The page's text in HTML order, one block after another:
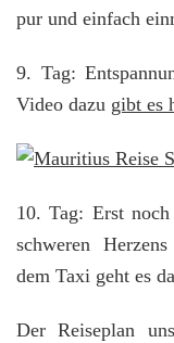
pur und einfach
9. Tag:
Video dazu gibt es
10. Tag: Erst
schweren
dem Taxi geht es
Der Reiseplan